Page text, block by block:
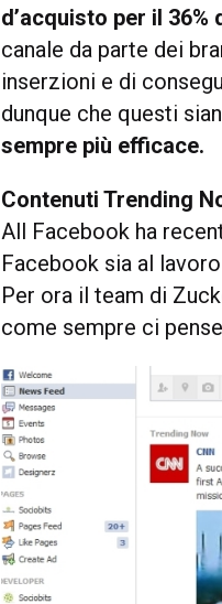
d’acquisto per il 36%
canale da parte dei
inserzioni e di
dunque che questi
sempre più efficace.
Contenuti Trending
All Facebook ha
Facebook sia al
Per ora il team di
come sempre ci